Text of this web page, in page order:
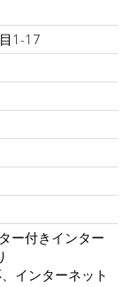
1-17
ー付きインター
インターネット